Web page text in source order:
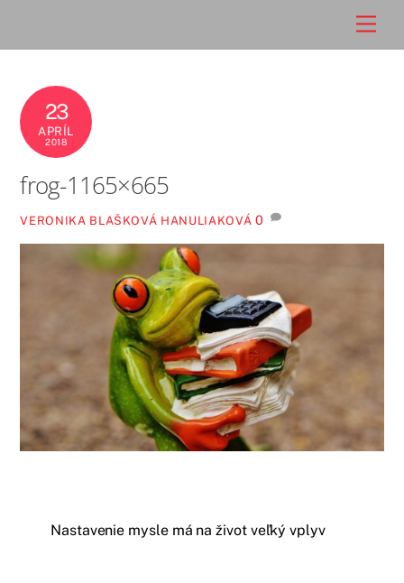
23
APRÍL
2018
frog-1165×665
VERONIKA BLAŠKOVÁ HANULIAKOVÁ 0
Nastavenie mysle má na život veľký vplyv